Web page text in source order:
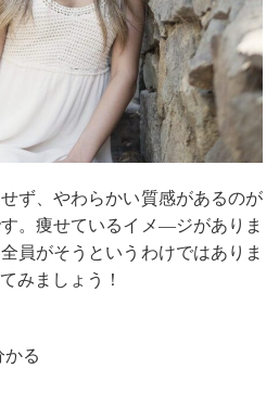
ず、やわらかい質感があるのが
。痩せているイメ―ジがありま
員がそうというわけではありま
みましょう！
かる